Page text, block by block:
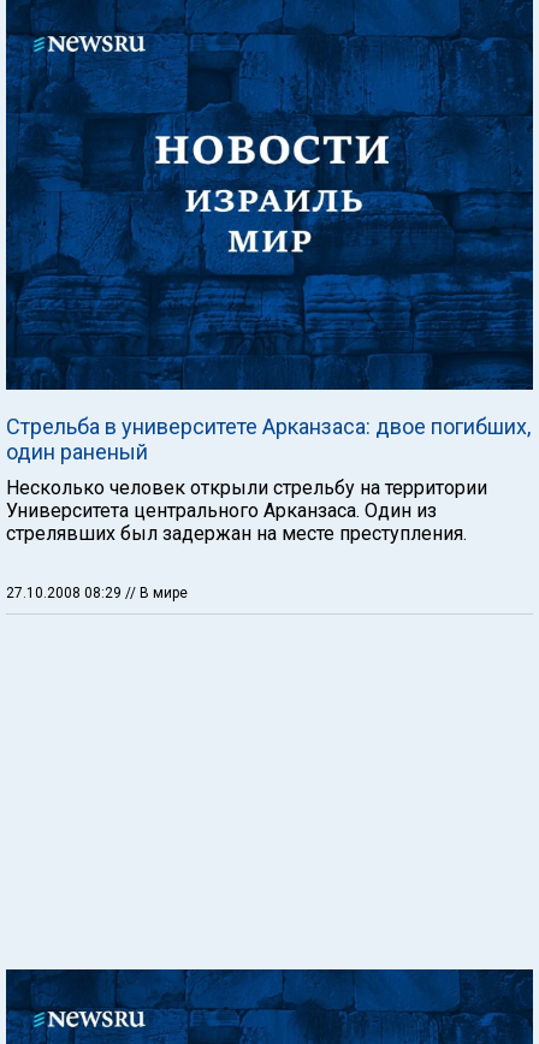
Стрельба в университете Арканзаса: двое погибших,
один раненый
Несколько человек открыли стрельбу на территории
Университета центрального Арканзаса. Один из
стрелявших был задержан на месте преступления.
27.10.2008 08:29 // В мире